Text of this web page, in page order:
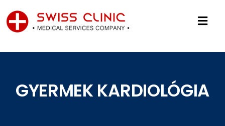
GYERMEK KARDIOLÓGIA